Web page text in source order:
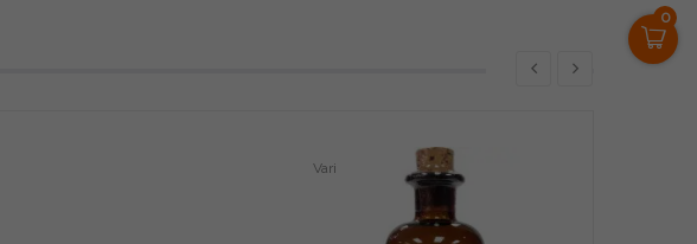
0
Vari